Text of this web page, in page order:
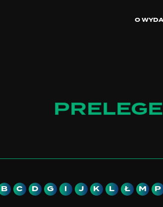
O
B C D G I J K L Ł M P